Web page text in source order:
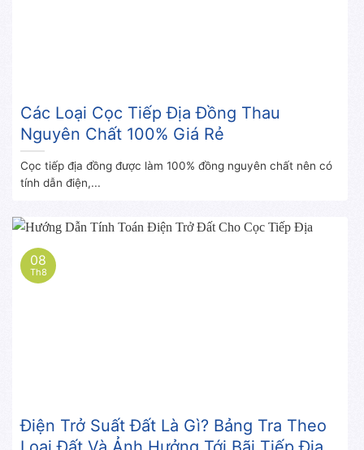
Các Loại Cọc Tiếp Địa Đồng Thau
Nguyên Chất 100% Giá Rẻ
Cọc tiếp địa đồng được làm 100% đồng nguyên chất nên có
tính dẫn điện,...
Điện Trở Suất Đất Là Gì? Bảng Tra Theo
08
Th8